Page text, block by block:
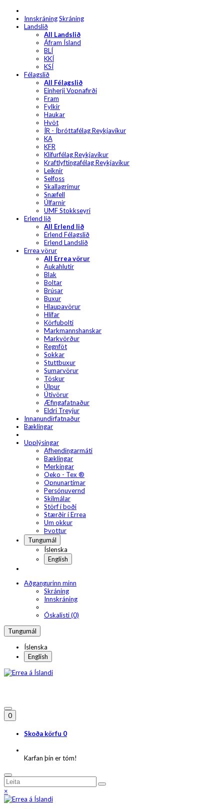
InnskráningSkráning
Landslið
All Landslið
Áfram Ísland
BLÍ
KKÍ
KSÍ
Félagslið
All Félagslið
Einherji Vopnafirði
Fram
Fylkir
Haukar
Hvöt
ÍR - Íþróttafélag Reykjavíkur
KA
KFR
Klifurfélag Reykjavíkur
Kraftlyftingafélag Reykjavíkur
Leiknir
Selfoss
Skallagrímur
Snæfell
Úlfarnir
UMF Stokkseyri
Erlend lið
All Erlend lið
Erlend Félagslið
Erlend Landslið
Errea vörur
All Errea vörur
Aukahlutir
Blak
Boltar
Brúsar
Buxur
Hlaupavörur
Hlífar
Körfubolti
Markmannshanskar
Markvörður
Regnföt
Sokkar
Stuttbuxur
Sumarvörur
Töskur
Úlpur
Útivörur
Æfingafatnaður
Eldri Treyjur
Innanundirfatnaður
Bæklingar
Upplýsingar
Afhendingarmáti
Bæklingar
Merkingar
Oeko - Tex ®
Opnunartímar
Persónuvernd
Skilmálar
Störf í boði
Stærðir í Errea
Um okkur
Þvottur
Tungumál
Íslenska
English
Aðgangurinn minn
Skráning
Innskráning
Óskalisti (0)
Tungumál
Íslenska
English
0
Skoða körfu 0
Karfan þín er tóm!
×